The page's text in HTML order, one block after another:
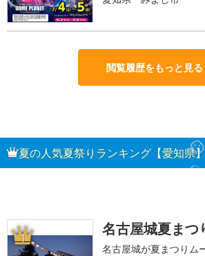
閲覧履歴をもっと見る
夏の人気夏祭りランキング【愛知県】
1 名古屋城夏まつ
名古屋城が夏まつりム